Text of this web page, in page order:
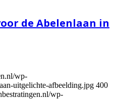
de Abelenlaan in
wp-
uitgelichte-afbeelding.jpg 400
wp-